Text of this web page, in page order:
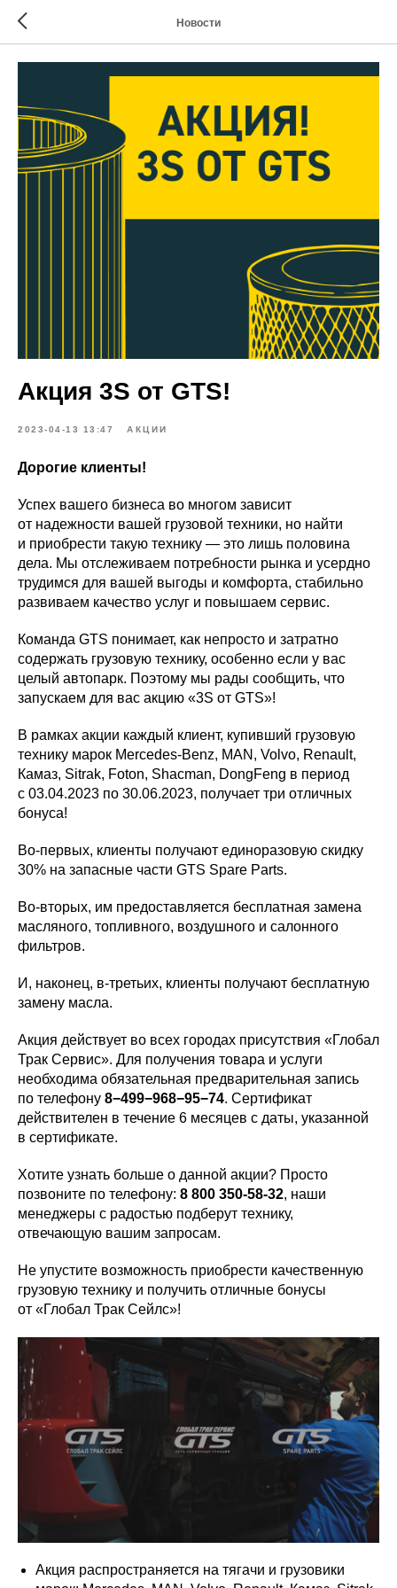
Новости
Акция 3S от GTS!
2023-04-13 13:47 АКЦИИ
Дорогие клиенты!
Успех вашего бизнеса во многом зависит
от надежности вашей грузовой техники, но найти
и приобрести такую технику — это лишь половина
дела. Мы отслеживаем потребности рынка и усердно
трудимся для вашей выгоды и комфорта, стабильно
развиваем качество услуг и повышаем сервис.
Команда GTS понимает, как непросто и затратно
содержать грузовую технику, особенно если у вас
целый автопарк. Поэтому мы рады сообщить, что
запускаем для вас акцию «3S от GTS»!
В рамках акции каждый клиент, купивший грузовую
технику марок Mercedes-Benz, MAN, Volvo, Renault,
Камаз, Sitrak, Foton, Shacman, DongFeng в период
с 03.04.2023 по 30.06.2023, получает три отличных
бонуса!
Во-первых, клиенты получают единоразовую скидку
30% на запасные части GTS Spare Parts.
Во-вторых, им предоставляется бесплатная замена
масляного, топливного, воздушного и салонного
фильтров.
И, наконец, в-третьих, клиенты получают бесплатную
замену масла.
Акция действует во всех городах присутствия «Глобал
Трак Сервис». Для получения товара и услуги
необходима обязательная предварительная запись
по телефону 8−499−968−95−74. Сертификат
действителен в течение 6 месяцев с даты, указанной
в сертификате.
Хотите узнать больше о данной акции? Просто
позвоните по телефону: 8 800 350-58-32, наши
менеджеры с радостью подберут технику,
отвечающую вашим запросам.
Не упустите возможность приобрести качественную
грузовую технику и получить отличные бонусы
от «Глобал Трак Сейлс»!
Акция распространяется на тягачи и грузовики